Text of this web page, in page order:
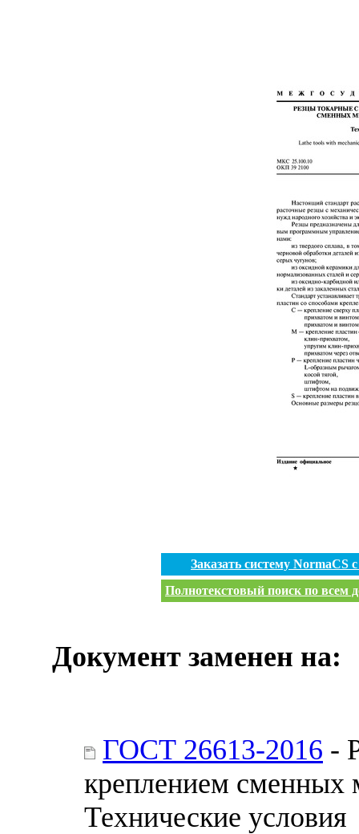
Заказать систему
Полнотекстовый поиск по всем
Документ заменен на:
ГОСТ 26613-2016 -
креплением сменных
Технические условия